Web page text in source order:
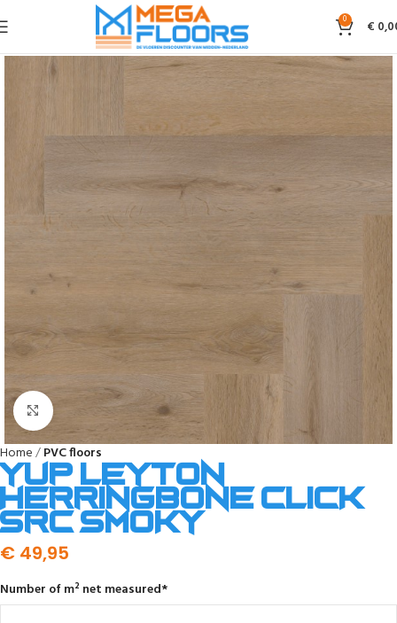
0 €
Home PVC floors
YUP Leyton
herringbone click
SRC smoky
€ 49,95
Number of m² net measured*
Click to enlarge